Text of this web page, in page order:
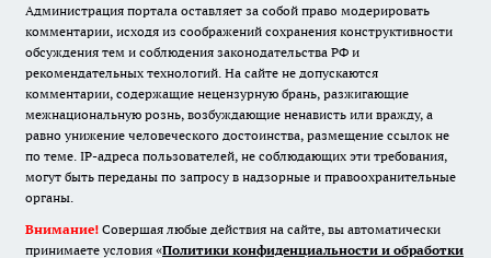
Администрация портала оставляет за собой право модерировать
комментарии, исходя из соображений сохранения конструктивности
обсуждения тем и соблюдения законодательства РФ и
рекомендательных технологий. На сайте не допускаются
комментарии, содержащие нецензурную брань, разжигающие
межнациональную рознь, возбуждающие ненависть или вражду, а
равно унижение человеческого достоинства, размещение ссылок не
по теме. IP-адреса пользователей, не соблюдающих эти требования,
могут быть переданы по запросу в надзорные и правоохранительные
органы.
Внимание! Совершая любые действия на сайте, вы автоматически
принимаете условия «Политики конфиденциальности и обработки